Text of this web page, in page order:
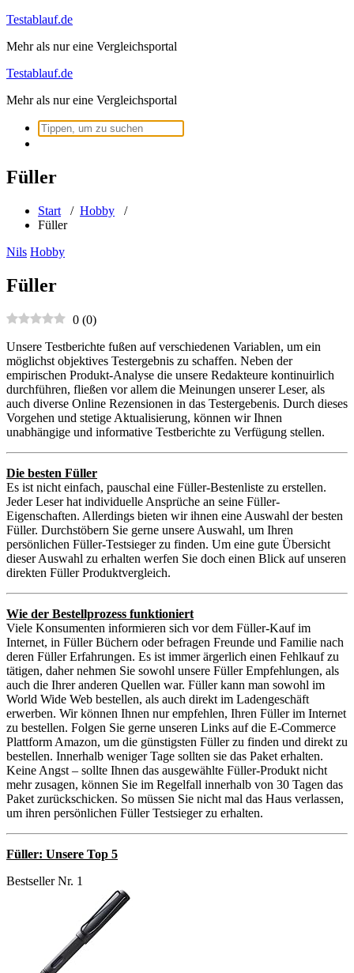
Zum
springen
Testablauf.de
Mehr als nur eine Vergleichsportal
Testablauf.de
Mehr als nur eine Vergleichsportal
Suchen
nach:
Füller
Start / Hobby /
Füller
Nils Hobby
Füller
0 (0)
Unsere Testberichte fußen auf verschiedenen Variablen, um ein
möglichst objektives Testergebnis zu schaffen. Neben der
empirischen Produkt-Analyse die unsere Redakteure kontinuirlich
durchführen, fließen vor allem die Meinungen unserer Leser, als
auch diverse Online Rezensionen in das Testergebenis. Durch dieses
Vorgehen und stetige Aktualisierung, können wir Ihnen
unabhängige und informative Testberichte zu Verfügung stellen.
Die besten Füller
Es ist nicht einfach, pauschal eine Füller-Bestenliste zu erstellen.
Jeder Leser hat individuelle Ansprüche an seine Füller-
Eigenschaften. Allerdings bieten wir ihnen eine Auswahl der besten
Füller. Durchstöbern Sie gerne unsere Auswahl, um Ihren
persönlichen Füller-Testsieger zu finden. Um eine gute Übersicht
dieser Auswahl zu erhalten werfen Sie doch einen Blick auf unseren
direkten Füller Produktvergleich.
Wie der Bestellprozess funktioniert
Viele Konsumenten informieren sich vor dem Füller-Kauf im
Internet, in Füller Büchern oder befragen Freunde und Familie nach
deren Füller Erfahrungen. Es ist immer ärgerlich einen Fehlkauf zu
tätigen, daher nehmen Sie sowohl unsere Füller Empfehlungen, als
auch die Ihrer anderen Quellen war. Füller kann man sowohl im
World Wide Web bestellen, als auch direkt im Ladengeschäft
erwerben. Wir können Ihnen nur empfehlen, Ihren Füller im Internet
zu bestellen. Folgen Sie gerne unseren Links auf die E-Commerce
Plattform Amazon, um die günstigsten Füller zu finden und direkt zu
bestellen. Innerhalb weniger Tage sollten sie das Paket erhalten.
Keine Angst – sollte Ihnen das ausgewählte Füller-Produkt nicht
mehr zusagen, können Sie im Regelfall innerhalb von 30 Tagen das
Paket zurückschicken. So müssen Sie nicht mal das Haus verlassen,
um ihren persönlichen Füller Testsieger zu erhalten.
Füller: Unsere Top 5
Bestseller Nr. 1